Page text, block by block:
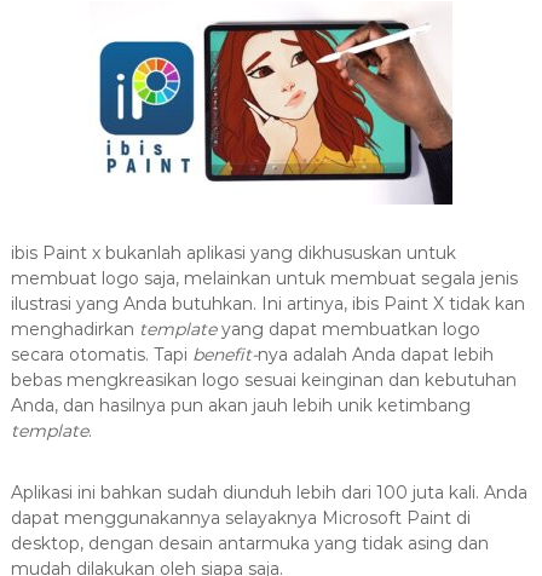
ibis Paint x bukanlah aplikasi yang dikhususkan untuk
membuat logo saja, melainkan untuk membuat segala jenis
ilustrasi yang Anda butuhkan. Ini artinya, ibis Paint X tidak kan
menghadirkan templateyang dapat membuatkan logo
secara otomatis. Tapi benefit-nya adalah Anda dapat lebih
bebas mengkreasikan logo sesuai keinginan dan kebutuhan
Anda, dan hasilnya pun akan jauh lebih unik ketimbang
template.
Aplikasi ini bahkan sudah diunduh lebih dari 100 juta kali. Anda
dapat menggunakannya selayaknya Microsoft Paint di
desktop, dengan desain antarmuka yang tidak asing dan
mudah dilakukan oleh siapa saja.